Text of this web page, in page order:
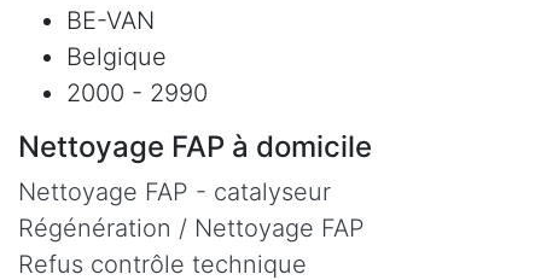
BE-VAN
Belgique
2000 - 2990
Nettoyage FAP à domicile
Nettoyage FAP - catalyseur
Régénération / Nettoyage FAP
Refus contrôle technique